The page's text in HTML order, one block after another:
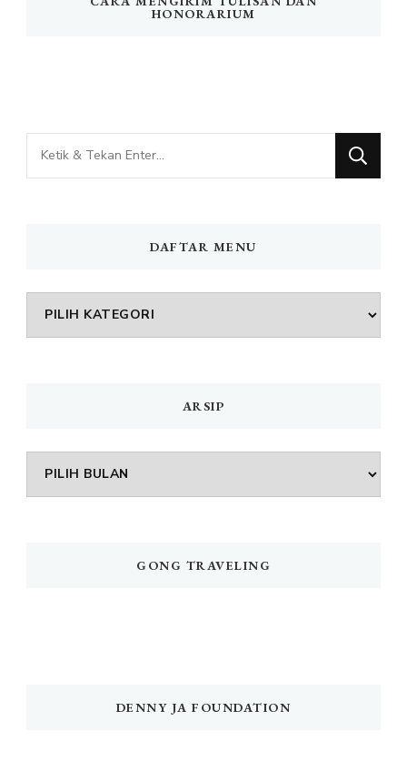
HONORARIUM
Mencari
Sesuatu?
DAFTAR MENU
DAFTAR
MENU
ARSIP
Arsip
GONG TRAVELING
DENNY JA FOUNDATION